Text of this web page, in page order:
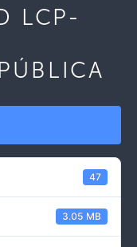
LCP-
47
3.05 MB